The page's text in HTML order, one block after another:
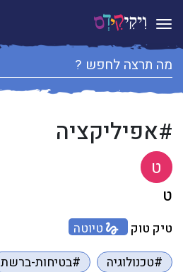
Toggle navigation
#אפיליקציה
ט
ט
טיק טוק
טיוטה
#טכנולוגיה
#בטיחות-ברשת